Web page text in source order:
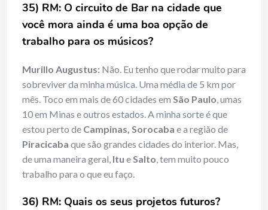
35) RM: O circuito de Bar na cidade que
você mora ainda é uma boa opção de
trabalho para os músicos?
Murillo Augustus: Não. Eu tenho que rodar muito para
sobreviver da minha música. Uma média de 5 km por
mês. Toco em mais de 60 cidades em São Paulo, umas
10 em Minas e outros estados. A minha sorte é que
estou perto de Campinas, Sorocaba e a região de
Piracicaba que são grandes cidades do interior. Mas,
de uma maneira geral, Itu eSalto, tem muito pouco
trabalho para o que eu faço.
36) RM: Quais os seus projetos futuros?